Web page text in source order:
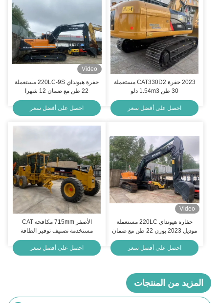
2023 حفرة CAT330D2 مستعملة
احصل على أفضل سعر
Video
حفرة هيونداي 220LC-9S مستعملة
احصل على أفضل سعر
Video
حفارة هيونداي 220LC مستعملة
موديل 2023 بوزن 22 طن مع ضمان
لمدة 12 شهرًا
احصل على أفضل سعر
الأصفر 715mm مكافحة CAT
مستخدمة تصنيف توفير الطاقة
لأعمال الصيانة
احصل على أفضل سعر
المزيد من المنتجات